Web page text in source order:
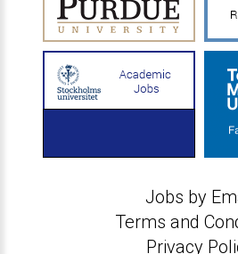
Jobs by
Terms and
Privacy